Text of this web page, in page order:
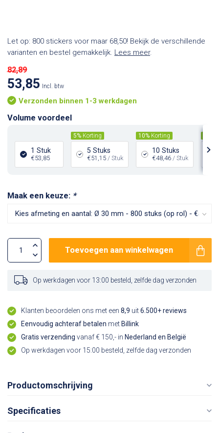
Let op: 800 stickers voor maar 68,50! Bekijk de verschillende
varianten en bestel gemakkelijk. Lees meer.
82,89
53,85 Incl. btw
Verzonden binnen 1-3 werkdagen
Volume voordeel
1 Stuk
€53,85
5% Korting
5 Stuks
€51,15 / Stuk
10% Korting
10 Stuks
€48,46 / Stuk
Maak een keuze: *
Toevoegen aan winkelwagen
Op werkdagen voor 13:00 besteld, zelfde dag verzonden
Klanten beoordelen ons met een 8,9 uit6.500+ reviews
Eenvoudig achteraf betalen met Billink
Gratis verzending vanaf € 150,- in Nederland en België
Op werkdagen voor 15:00 besteld, zelfde dag verzonden
Productomschrijving
Specificaties